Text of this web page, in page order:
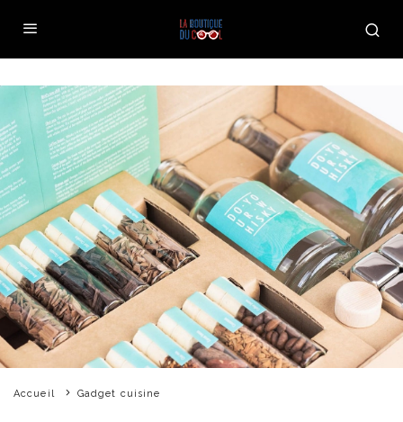
Accueil Gadget cuisine